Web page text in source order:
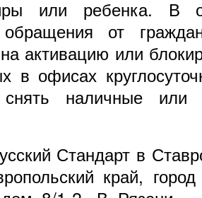
или ребенка. В
от
активацию или
в офисах
наличные или
Стандарт в
край,